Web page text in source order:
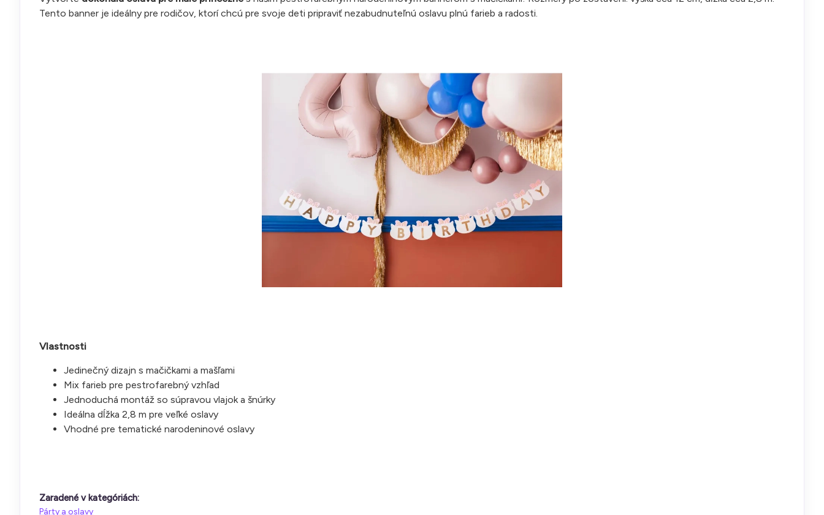
Tento banner je ideálny pre rodičov, ktorí chcú pre svoje deti pripraviť nezabudnuteľnú oslavu plnú farieb a radosti.
Vlastnosti
Jedinečný dizajn s mačičkami a mašľami
Mix farieb pre pestrofarebný vzhľad
Jednoduchá montáž so súpravou vlajok a šnúrky
Ideálna dĺžka 2,8 m pre veľké oslavy
Vhodné pre tematické narodeninové oslavy
Zaradené v kategóriách:
Párty a oslavy